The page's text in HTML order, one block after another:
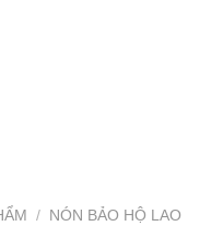
/
NÓN BẢO HỘ LAO